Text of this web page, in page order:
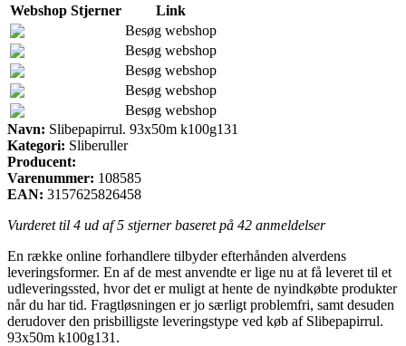
Webshop Stjerner
Link
Besøg webshop
Besøg webshop
Besøg webshop
Besøg webshop
Besøg webshop
Navn: Slibepapirrul. 93x50m k100g131
Kategori: Sliberuller
Producent:
Varenummer: 108585
EAN: 3157625826458
Vurderet til 4 ud af 5 stjerner baseret på 42 anmeldelser
En række online forhandlere tilbyder efterhånden alverdens
leveringsformer. En af de mest anvendte er lige nu at få leveret til et
udleveringssted, hvor det er muligt at hente de nyindkøbte produkter
når du har tid. Fragtløsningen er jo særligt problemfri, samt desuden
derudover den prisbilligste leveringstype ved køb af Slibepapirrul.
93x50m k100g131.